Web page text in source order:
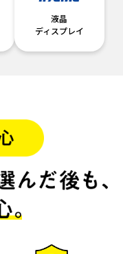
液晶
ディスプレイ